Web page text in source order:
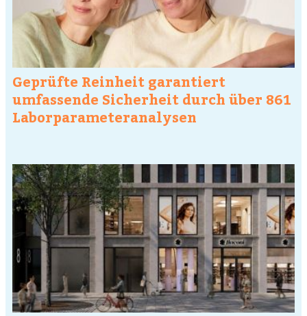
Geprüfte Reinheit garantiert
umfassende Sicherheit durch über 861
Laborparameteranalysen